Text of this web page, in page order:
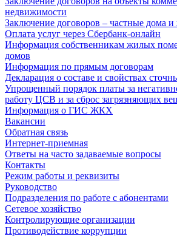
недвижимости
Заключение договоров – частные дома
Оплата услуг через Сбербанк-онлайн
Информация собственникам жилых
домов
Информация по прямым договорам
Декларация о составе и свойствах
Упрощенный порядок платы за
работу ЦСВ и за сброс загрязняющих
Информация о ГИС ЖКХ
Вакансии
Обратная связь
Интернет-приемная
Ответы на часто задаваемые вопросы
Контакты
Режим работы и реквизиты
Руководство
Подразделения по работе с абонентами
Сетевое хозяйство
Контролирующие организации
Противодействие коррупции